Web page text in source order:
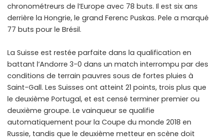
chronométreurs de l’Europe avec 78 buts. Il est six ans
derrière la Hongrie, le grand Ferenc Puskas. Pele a marqué
77 buts pour le Brésil.
La Suisse est restée parfaite dans la qualification en
battant l’Andorre 3-0 dans un match interrompu par des
conditions de terrain pauvres sous de fortes pluies à
Saint-Gall. Les Suisses ont atteint 21 points, trois plus que
le deuxième Portugal, et est censé terminer premier ou
deuxième groupe. Le vainqueur se qualifie
automatiquement pour la Coupe du monde 2018 en
Russie, tandis que le deuxième metteur en scène doit